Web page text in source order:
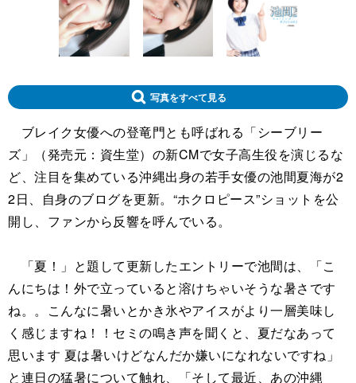
写真をすべて見る
ブレイク女優への登竜門とも呼ばれる「シーブリー
ズ」（発売元：資生堂）の新CMで女子高生役を演じるな
ど、注目を集めている沖縄出身の若手女優の池間夏海が2
2日、自身のブログを更新。“ホクロピース”ショットを公
開し、ファンから反響を呼んでいる。
「夏！」と題して更新したエントリーで池間は、「こ
んにちは！外で立っていると溶けちゃいそうな暑さです
ね。。こんなに暑いとかき氷やアイスがより一層美味し
く感じますね！！セミの鳴き声を聞くと、夏だなあって
思います 夏は暑いけどなんだか嫌いになれないですね」
と連日の猛暑について触れ、「そして最近、あの沖縄